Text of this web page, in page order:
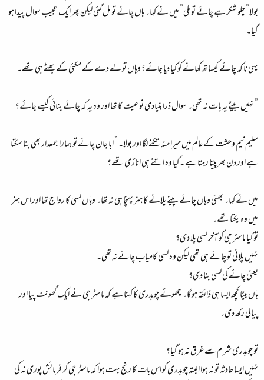
بولا” چلو شکر ہے چائے تو ملی” میں نے کہا۔ ہاں چائے تو مل گئی لیکن پھر ایک عجیب سوال پیدا ہو
گیا۔
یہی نا کہ چائے کیساتھ کھانے کو کیا دیا جائے؟ وہاں تو لے دے کے مکئی کے بھٹے ہی تھے۔
” نہیں بیٹے یہ بات نہ تھی۔ سوال ذرا بنیادی نوعیت کا تھا اور وہ یہ کہ چائے بنائی کیسے جائے؟
سلیم نیم وحشت کے عالم میں میرا منہ تکنے لگا اور بولا۔ ” ابا جان چائے تو ہمارا جمعدار بھی بنا سکتا
ہے اور دن بھر پیتا رہتا ہے ۔ کیا وہ اتنے ہی اناڑی تھے؟
میں نے کہا۔ بھئی وہاں چائے پینے پلانے کا ہنر پہنچا ہی نہ تھا۔ وہاں لسی کا رواج تھا اور اس ہنر
میں وہ یکتا تھے۔
تو کیا ماسٹر جی کو آخر لسی پلا دی؟
نہیں پلائی تو چائے ہی تھی لیکن وہ لسی کامیاب چائے نہ تھی۔
یعنی چائے کی لسی بنا دی؟
ہاں بیٹا کچھ ایسا ہی ذائقہ ہو گا۔ چھوٹے چوہدری کا کہنا ہے کہ ماسٹر جی نے ایک گھونٹ پیا اور
پیالی رکھ دی۔
تو چوہدری شرم سے غرق نہ ہو گیا؟
نہیں ایسا حادثہ تو نہ ہوا البتہ چوہدری کو اس بات کا رنج بہت ہوا کہ ماسٹر جی کر فرمائش پوری نہ کی